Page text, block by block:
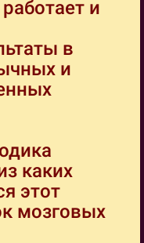
и
в
и
каких
этот
мозговых